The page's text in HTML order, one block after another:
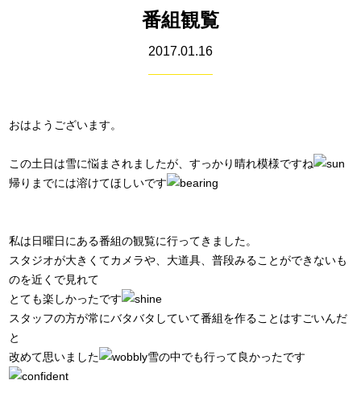
番組観覧
2017.01.16
おはようございます。
この土日は雪に悩まされましたが、すっかり晴れ模様ですね
帰りまでには溶けてほしいです
私は日曜日にある番組の観覧に行ってきました。
スタジオが大きくてカメラや、大道具、普段みることができないも
のを近くで見れて
とても楽しかったです
スタッフの方が常にバタバタしていて番組を作ることはすごいんだ
と
改めて思いました
雪の中でも行って良かったです